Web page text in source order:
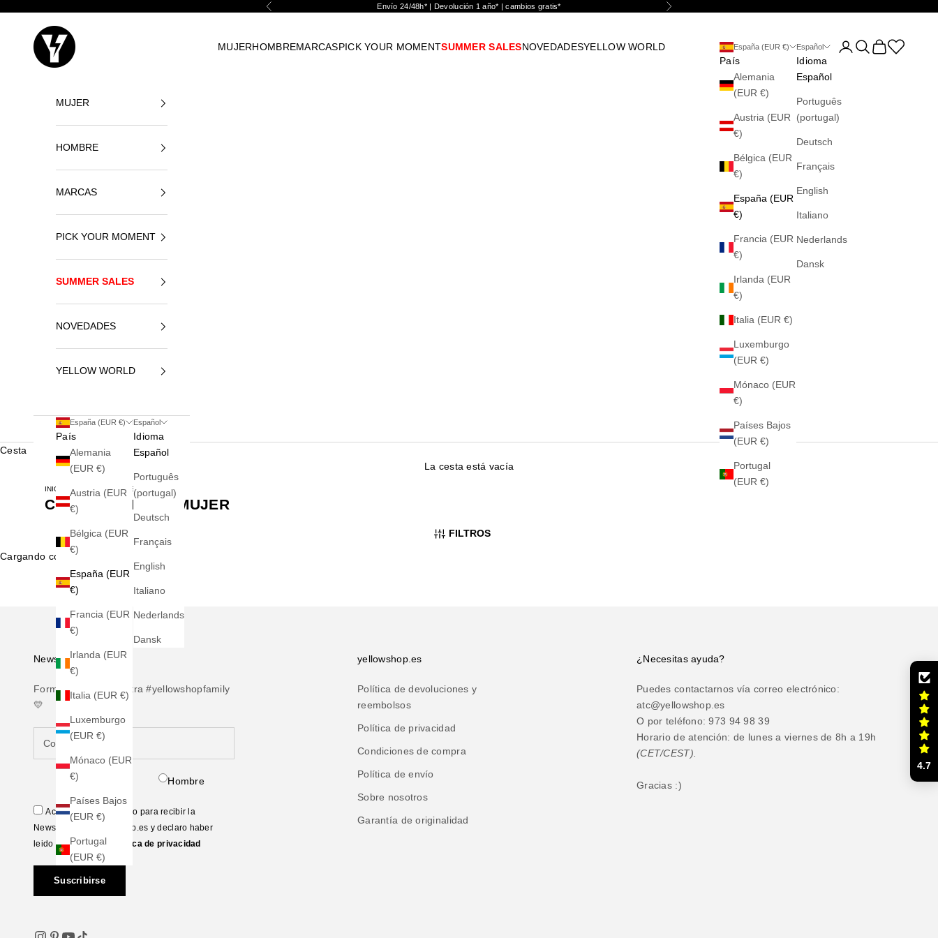
Anterior Envío 24/48h* | Devolución 1 año* | cambios gratis* Siguiente
Yellowshop
MUJERHOMBREMARCASPICK YOUR MOMENTSUMMER SALESNOVEDADESYELLOW WORLD España (EUR €)
País
Alemania
(EUR €)
Austria (EUR
€)
Bélgica (EUR
€)
España (EUR
€)
Francia (EUR
€)
Irlanda (EUR
€)
Italia (EUR €)
Luxemburgo
(EUR €)
Mónaco (EUR
€)
Países Bajos
(EUR €)
Portugal
(EUR €)
Español
Idioma
Español
Português
(portugal)
Deutsch
Français
English
Italiano
Nederlands
Dansk
Abrir página de la
Abrir búsqueda
Abrir cesta
Abrir la
MUJER
HOMBRE
MARCAS
PICK YOUR MOMENT
SUMMER SALES
NOVEDADES
YELLOW WORLD
España (EUR €)
País
Alemania
(EUR €)
Austria (EUR
€)
Bélgica (EUR
€)
España (EUR
€)
Francia (EUR
€)
Irlanda (EUR
€)
Italia (EUR €)
Luxemburgo
(EUR €)
Mónaco (EUR
€)
Países Bajos
(EUR €)
Portugal
(EUR €)
Español
Idioma
Español
Português
(portugal)
Deutsch
Français
English
Italiano
Nederlands
Dansk
Cesta
La cesta está vacía
INICIO COMPLEMENTOS MUJER
COMPLEMENTOS MUJER
FILTROS
Cargando contenido...
Newsletter
Forma parte de nuestra #yellowshopfamily
💛
Mujer Hombre
Acepto ceder mi correo para recibir la
Newsletter de Yellowshop.es y declaro haber
leido y aceptado la
Política de privacidad
Suscribirse
yellowshop.es
Política de devoluciones y
reembolsos
Política de privacidad
Condiciones de compra
Política de envío
Sobre nosotros
Garantía de originalidad
¿Necesitas ayuda?
Puedes contactarnos vía correo electrónico:
atc@yellowshop.es
O por teléfono: 973 94 98 39
Horario de atención: de lunes a viernes de 8h a 19h
(CET/CEST).
Gracias :)
4.7